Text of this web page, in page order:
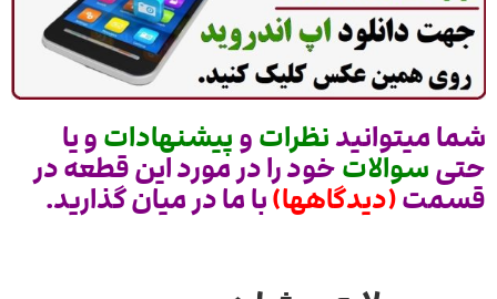
شما میتوانیدنظراتوپیشنهاداتو یا
حتیسوالاتخود را در مورد این قطعه در
قسمت(دیدگاهها)با ما در میان گذارید.